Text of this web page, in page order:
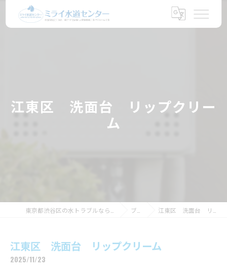
江東区 洗面台 リップクリー
ム
ブログ 江東区 洗面台 リップクリーム
江東区 洗面台 リップクリーム
2025/11/23